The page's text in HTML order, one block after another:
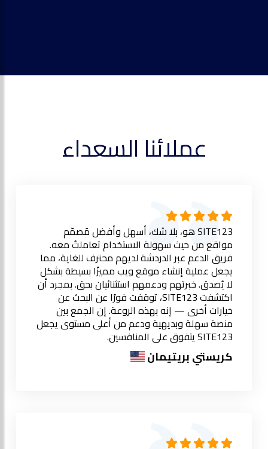
عملائنا السعداء
SITE123 هو، بلا شك، أسهل وأفضل مُصمّم
مواقع من حيث سهولة الاستخدام تعاملتُ معه.
فريق الدعم عبر الدردشة لديهم محترف للغاية، مما
يجعل عملية إنشاء موقع ويب مميزًا بسيطة بشكل
لا يُصدق. خبرتهم ودعمهم استثنائيان بحق. بمجرد أن
اكتشفت SITE123، توقفت فورًا عن البحث عن
خيارات أخرى — إنه بهذه الروعة. إن الجمع بين
منصة سهلة وبديهية ودعم من أعلى مستوى يجعل
SITE123 يتفوق على المنافسين.
كريستي بريتيمان